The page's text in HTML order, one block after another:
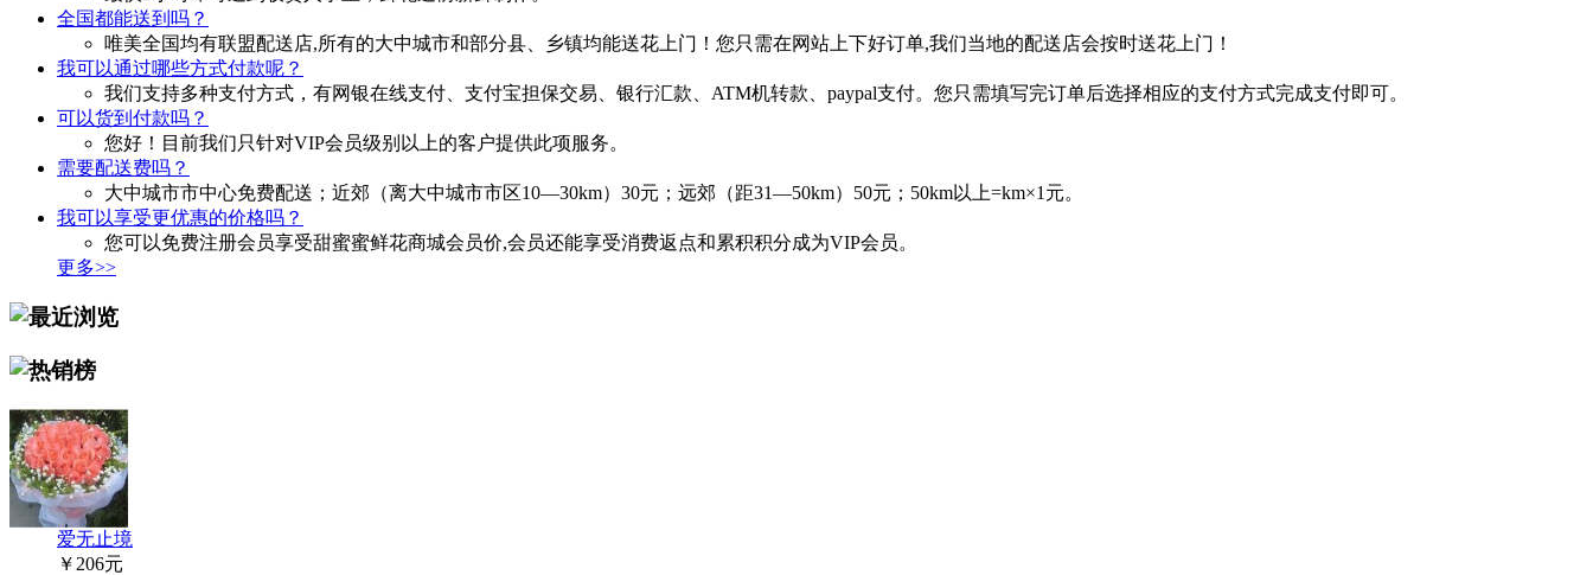
全国都能送到吗？
唯美全国均有联盟配送店,所有的大中城市和部分县、乡镇均能送花上门！您只需在网站上下好订单,我们当地的配送店会按时送花上门！
我可以通过哪些方式付款呢？
我们支持多种支付方式，有网银在线支付、支付宝担保交易、银行汇款、ATM机转款、paypal支付。您只需填写完订单后选择相应的支付方式完成支付即可。
可以货到付款吗？
您好！目前我们只针对VIP会员级别以上的客户提供此项服务。
需要配送费吗？
大中城市市中心免费配送；近郊（离大中城市市区10—30km）30元；远郊（距31—50km）50元；50km以上=km×1元。
我可以享受更优惠的价格吗？
您可以免费注册会员享受甜蜜蜜鲜花商城会员价,会员还能享受消费返点和累积积分成为VIP会员。
更多>>
爱无止境
￥206元